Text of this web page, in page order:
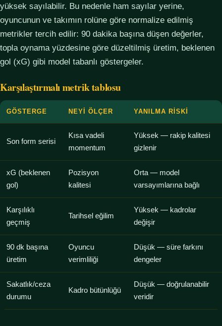
yüksek sayılabilir. Bu nedenle ham sayılar yerine,
oyuncunun ve takımın rolüne göre normalize edilmiş
metrikler tercih edilir: 90 dakika başına düşen değerler,
topla oynama yüzdesine göre düzeltilmiş üretim, beklenen
gol (xG) gibi model tabanlı göstergeler.
Karşılaştırmalı metrik tablosu
GÖSTERGE NEYI ÖLÇER YANILMA RISKI
Son form serisi
Kısa vadeli
momentum
Yüksek — rakip kalitesi
gizlenir
xG (beklenen
gol)
Pozisyon
kalitesi
Orta — model
varsayımlarına bağlı
Karşılıklı
geçmiş
Tarihsel eğilim
Yüksek — kadrolar
değişir
90 dk başına
üretim
Oyuncu
verimliliği
Düşük — süre farkını
dengeler
Sakatlık/ceza
durumu
Kadro bütünlüğü
Düşük — doğrulanabilir
veridir